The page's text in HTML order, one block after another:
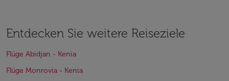
Entdecken Sie weitere Reiseziele
Flüge Abidjan - Kenia
Flüge Monrovia - Kenia